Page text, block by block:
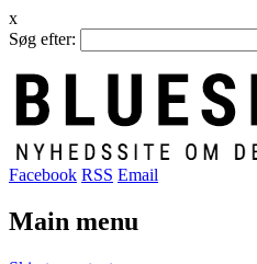
x
Søg efter:
Facebook RSS Email
Main menu